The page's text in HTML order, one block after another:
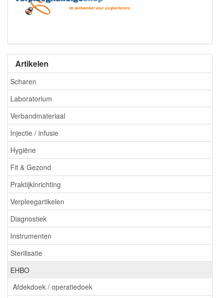
Artikelen
Scharen
Laboratorium
Verbandmateriaal
Injectie / infusie
Hygiëne
Fit & Gezond
Praktijkinrichting
Verpleegartikelen
Diagnostiek
Instrumenten
Sterilisatie
EHBO
Afdekdoek / operatiedoek